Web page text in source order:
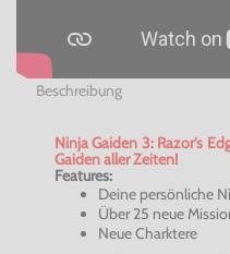
Beschreibung
Ninja Gaiden 3: Razor's
Gaiden aller Zeiten!
Features:
Deine persönliche
Über 25 neue
Neue Charktere